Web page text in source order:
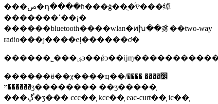
���ص�դ����ħ���ġ��ֻ�ͨѷ���绰
�������ߵ��¡�
������bluetooth����wlan�ͷխ��豸��two-way
radio���ȷ����еļ������ơ�
������ӫ��χ����ҵ��׼���� ����/
������ױʒ�������� ��ʒ�����֤
���ڲ�ʒ��� ccc��֤ kcc��֤ eac-curt��֤ ic��֤